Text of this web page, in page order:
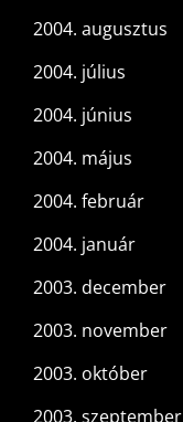
2004. augusztus
2004. július
2004. június
2004. május
2004. február
2004. január
2003. december
2003. november
2003. október
2003. szeptember